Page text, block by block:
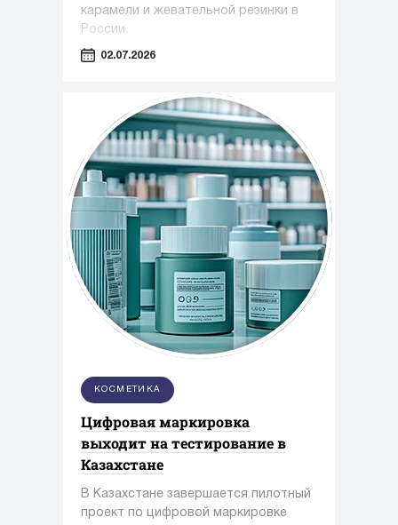
карамели и жевательной резинки в
России.
02.07.2026
КОСМЕТИКА
Цифровая маркировка
выходит на тестирование в
Казахстане
В Казахстане завершается пилотный
проект по цифровой маркировке